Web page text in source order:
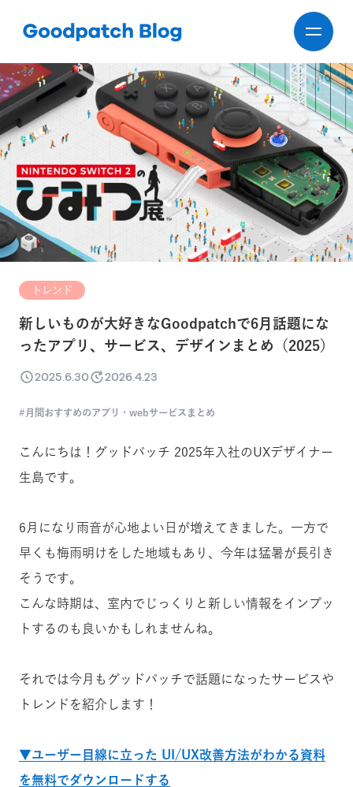
トレンド
新しいものが大好きなGoodpatchで6月話題にな
ったアプリ、サービス、デザインまとめ（2025）
2025.6.30 2026.4.23
月間おすすめのアプリ・webサービスまとめ
こんにちは！グッドパッチ 2025年入社のUXデザイナー
生島です。
6月になり雨音が心地よい日が増えてきました。一方で
早くも梅雨明けをした地域もあり、今年は猛暑が長引き
そうです。
こんな時期は、室内でじっくりと新しい情報をインプッ
トするのも良いかもしれませんね。
それでは今月もグッドパッチで話題になったサービスや
トレンドを紹介します！
▼ユーザー目線に立った UI/UX改善方法がわかる資料
を無料でダウンロードする